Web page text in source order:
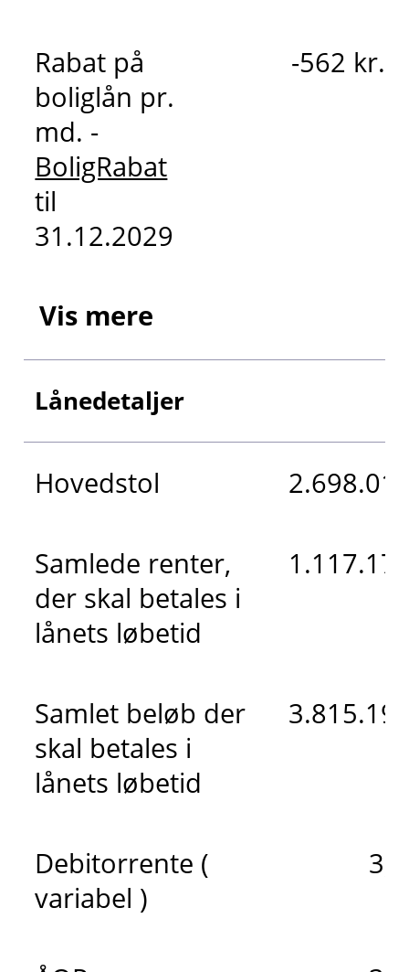
Rabat på
boliglån pr.
md. -
BoligRabat
til
31.12.2029
-562 kr.
Vis mere
Lånedetaljer
Hovedstol
Samlede renter,
der skal betales i
lånets løbetid
Samlet beløb der
skal betales i
lånets løbetid
Debitorrente (
variabel )